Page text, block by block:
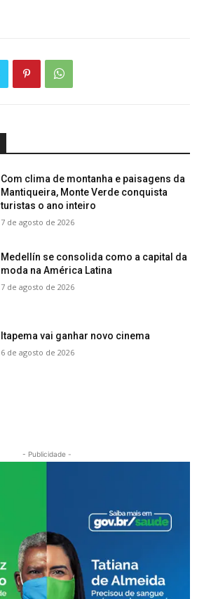
Com clima de montanha e paisagens da
Mantiqueira, Monte Verde conquista
turistas o ano inteiro
7 de agosto de 2026
Medellín se consolida como a capital da
moda na América Latina
7 de agosto de 2026
Itapema vai ganhar novo cinema
6 de agosto de 2026
- Publicidade -